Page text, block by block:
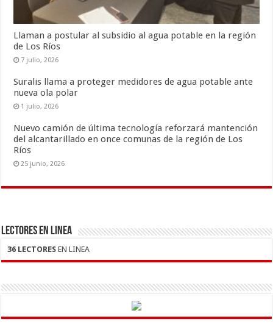
Llaman a postular al subsidio al agua potable en la región
de Los Ríos
7 julio, 2026
Suralis llama a proteger medidores de agua potable ante
nueva ola polar
1 julio, 2026
Nuevo camión de última tecnología reforzará mantención
del alcantarillado en once comunas de la región de Los
Ríos
25 junio, 2026
LECTORES EN LINEA
36 LECTORES EN LINEA